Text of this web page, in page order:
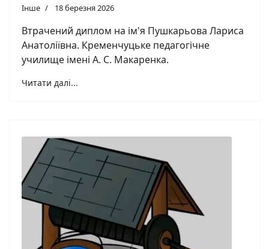
Інше 18 березня 2026
Втрачений диплом на ім'я Пушкарьова Лариса
Анатоліївна. Кременчуцьке педагогічне
училище імені А. С. Макаренка.
Читати далі...